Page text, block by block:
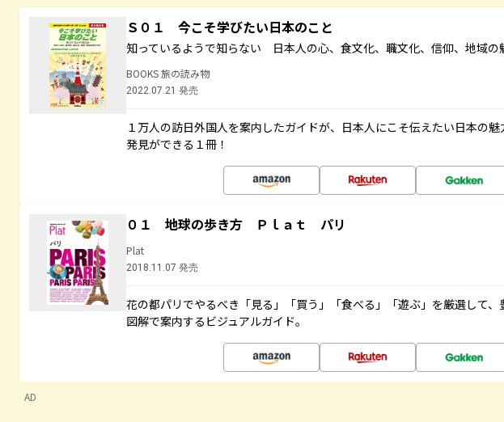
Ｓ０１ 今こそ学びたい日本のこと
知っているようで知らない 日本人の心、食文化、職文化、信仰、地域の
BOOKS 旅の読み物
2022.07.21 発売
１万人の訪日外国人を案内したガイドが、日本人にこそ伝えたい日本の
発見ができる１冊！
０１ 地球の歩き方 Ｐｌａｔ パリ
Plat
2018.11.07 発売
花の都パリでやるべき「見る」「買う」「食べる」「遊ぶ」を厳選して、
図解で案内するビジュアルガイド。
AD